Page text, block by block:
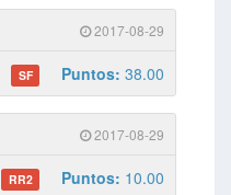
2017-08-29
SF Puntos: 38.00
2017-08-29
RR2 Puntos: 10.00